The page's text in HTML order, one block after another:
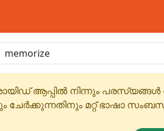
ആപ്പിൽ നിന്നും
ചേർക്കുന്നതിനും മറ്റ് ഭാഷാ